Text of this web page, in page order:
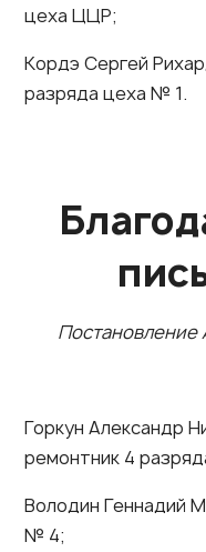
цеха ЦЦР;
Кордэ Сергей
разряда цеха № 1.
Постановление
Горкун Александр
ремонтник 4
Володин Геннадий
№ 4;